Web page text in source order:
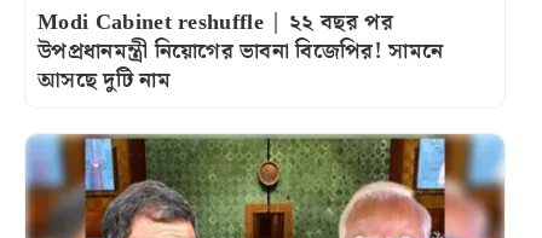
Modi Cabinet reshuffle | ২২ বছর পর
উপপ্রধানমন্ত্রী নিয়োগের ভাবনা বিজেপির! সামনে
আসছে দুটি নাম